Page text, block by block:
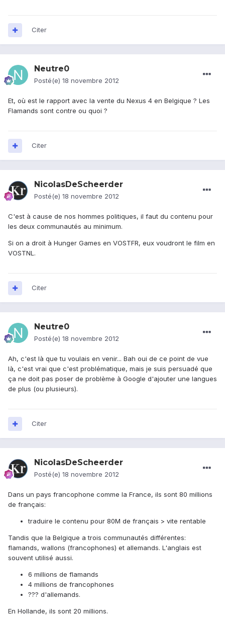
Citer
Neutre0
Posté(e) 18 novembre 2012
Et, où est le rapport avec la vente du Nexus 4 en Belgique ? Les
Flamands sont contre ou quoi ?
Citer
NicolasDeScheerder
Posté(e) 18 novembre 2012
C'est à cause de nos hommes politiques, il faut du contenu pour
les deux communautés au minimum.
Si on a droit à Hunger Games en VOSTFR, eux voudront le film en
VOSTNL.
Citer
Neutre0
Posté(e) 18 novembre 2012
Ah, c'est là que tu voulais en venir... Bah oui de ce point de vue
là, c'est vrai que c'est problématique, mais je suis persuadé que
ça ne doit pas poser de problème à Google d'ajouter une langues
de plus (ou plusieurs).
Citer
NicolasDeScheerder
Posté(e) 18 novembre 2012
Dans un pays francophone comme la France, ils sont 80 millions
de français:
traduire le contenu pour 80M de français > vite rentable
Tandis que la Belgique a trois communautés différentes:
flamands, wallons (francophones) et allemands. L'anglais est
souvent utilisé aussi.
6 millions de flamands
4 millions de francophones
??? d'allemands.
En Hollande, ils sont 20 millions.